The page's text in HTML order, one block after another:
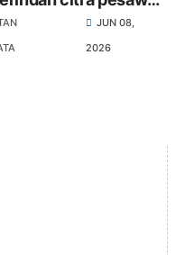
Tiongkok
JUN 08,
2026